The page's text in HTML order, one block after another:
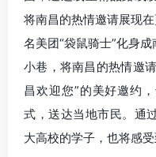
将南昌的热情邀请展现
名美团“袋鼠骑士”化身
小巷，将南昌的热情邀
昌欢迎您”的美好邀约
式，送达当地市民。通
大高校的学子，也将感受